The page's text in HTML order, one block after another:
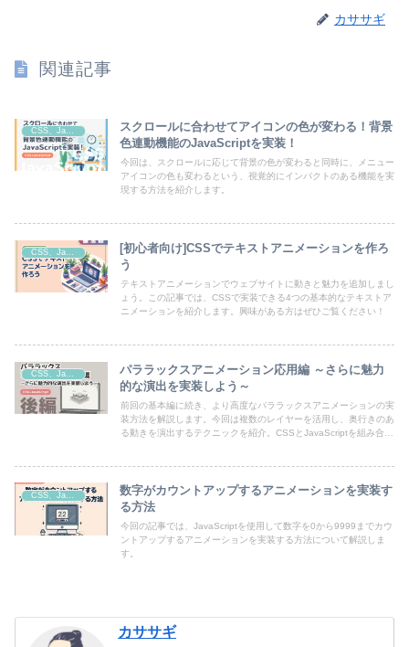
カササギ
関連記事
スクロールに合わせてアイコンの色が変わる！背景
色連動機能のJavaScriptを実装！
今回は、スクロールに応じて背景の色が変わると同時に、メニュー
アイコンの色も変わるという、視覚的にインパクトのある機能を実
現する方法を紹介します。
[初心者向け]CSSでテキストアニメーションを作ろ
う
テキストアニメーションでウェブサイトに動きと魅力を追加しまし
ょう。この記事では、CSSで実装できる4つの基本的なテキストア
ニメーションを紹介します。興味がある方はぜひご覧ください！
パララックスアニメーション応用編 ～さらに魅力
的な演出を実装しよう～
前回の基本編に続き、より高度なパララックスアニメーションの実
装方法を解説します。今回は複数のレイヤーを活用し、奥行きのあ
る動きを演出するテクニックを紹介。CSSとJavaScriptを組み合わ
数字がカウントアップするアニメーションを実装す
る方法
今回の記事では、JavaScriptを使用して数字を0から9999までカウ
ントアップするアニメーションを実装する方法について解説しま
す。
カササギ